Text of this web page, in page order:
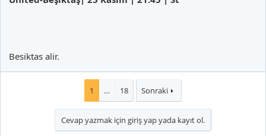
Besiktas alir.
1 … 18 Sonraki
Cevap yazmak için giriş yap yada kayıt ol.